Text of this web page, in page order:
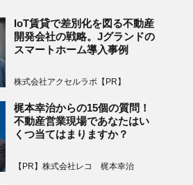
IoT賃貸で差別化を図る不動産
開発会社の戦略。Jグランドの
スマートホーム導入事例
株式会社アクセルラボ【PR】
梶本幸治からの15個の質問！
不動産営業現場であなたはい
くつ当てはまりますか？
【PR】株式会社レコ 梶本幸治